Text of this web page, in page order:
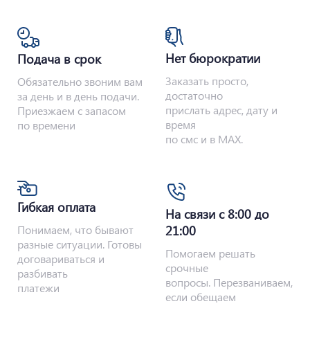
Подача в срок
Обязательно звоним вам
за день и в день подачи.
Приезжаем с запасом
по времени
Нет бюрократии
Заказать просто,
достаточно
прислать адрес, дату и
время
по смс и в MAX.
Гибкая оплата
Понимаем, что бывают
разные ситуации. Готовы
договариваться и
разбивать
платежи
На связи с 8:00 до
21:00
Помогаем решать
срочные
вопросы. Перезваниваем,
если обещаем